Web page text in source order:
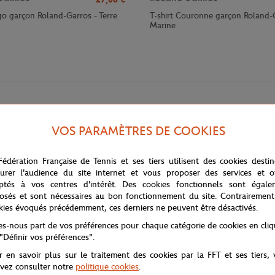
garçon Roland-Garros - Terre
T-shirt Couronne garçon Roland-
Marine
offre un style dynamique et confortable, parfait pour les jeunes
que ce soit pour jouer au tennis, se détendre à la maison ou sortir
rubber Roland Garros sur la poitrine affiche fièrement la passion
les jeunes actifs en déplacement. Polyvalent et confortable, ce
de cette dernière pour un esprit joueur et une forme de
VOS PARAMÈTRES DE COOKIES
Française de Tennis et ses tiers utilisent des cookies
l'audience du site internet et vous proposer des services et
à vos centres d'intérêt. Des cookies fonctionnels sont
et sont nécessaires au bon fonctionnement du site.
évoqués précédemment, ces derniers ne peuvent être désactivés.
nous part de vos préférences pour chaque catégorie de cookies en
vos préférences".
en savoir plus sur le traitement des cookies par la FFT et ses tiers,
consulter notre politique cookies.